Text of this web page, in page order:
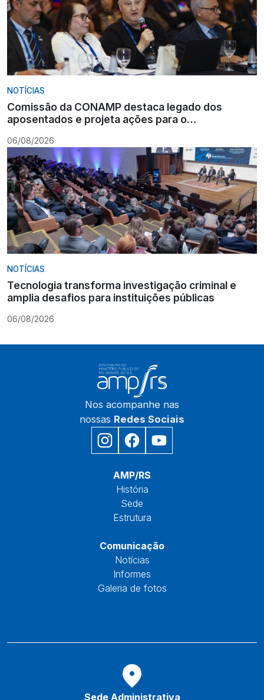
NOTÍCIAS
Comissão da CONAMP destaca legado dos
aposentados e projeta ações para o
06/08/2026
NOTÍCIAS
Tecnologia transforma investigação criminal e
amplia desafios para instituições públicas
06/08/2026
Nos acompanhe nas
nossas Redes Sociais
AMP/RS
História
Sede
Estrutura
Comunicação
Notícias
Informes
Galeria de fotos
Sede Administrativa